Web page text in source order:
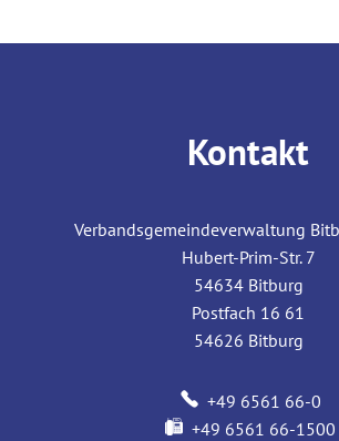
Kontakt
Verbandsgemeindeverwaltung
Hubert-Prim-Str. 7
54634 Bitburg
Postfach 16 61
54626 Bitburg
+49 6561 66-0
+49 6561 66-1500